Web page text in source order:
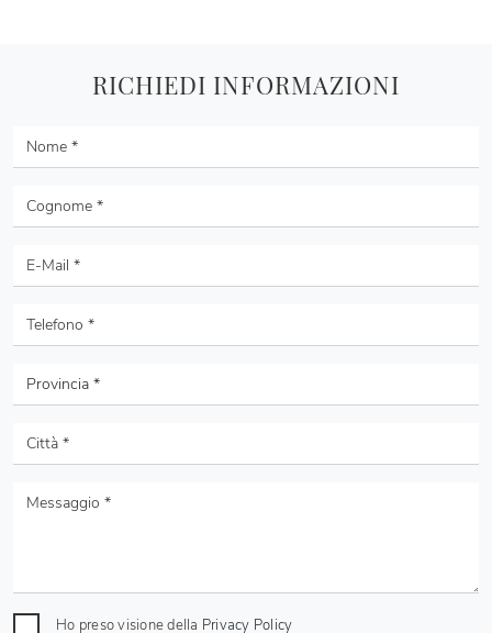
RICHIEDI INFORMAZIONI
Ho preso visione della Privacy Policy